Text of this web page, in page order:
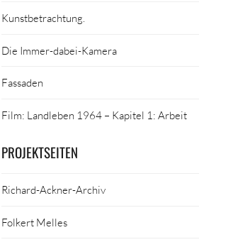
Kunstbetrachtung.
Die Immer-dabei-Kamera
Fassaden
Film: Landleben 1964 – Kapitel 1: Arbeit
PROJEKTSEITEN
Richard-Ackner-Archiv
Folkert Melles